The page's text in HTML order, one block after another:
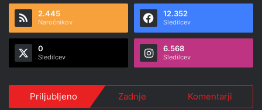
2.445
Naročnikov
12.352
Sledilcev
0
Sledilcev
6.568
Sledilcev
Priljubljeno Zadnje Komentarji